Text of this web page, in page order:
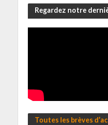
Regardez notre
Toutes les brèves